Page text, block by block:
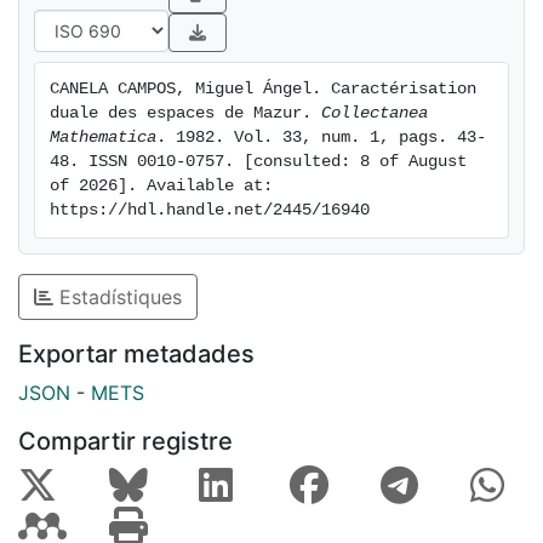
CANELA CAMPOS, Miguel Ángel. Caractérisation
duale des espaces de Mazur. Collectanea
Mathematica . 1982. Vol. 33, num. 1, pags. 43-
48. ISSN 0010-0757. [consulted: 8 of August
of 2026]. Available at:
https://hdl.handle.net/2445/16940
Estadístiques
Exportar metadades
JSON - METS
Compartir registre